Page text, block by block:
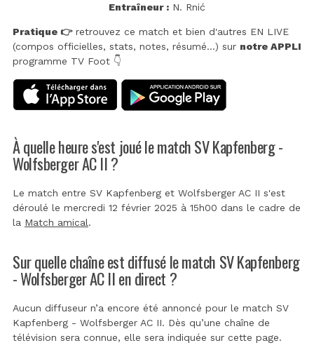
Entraîneur : N. Rnić
Pratique 👉retrouvez ce match et bien d'autres EN LIVE
(compos officielles, stats, notes, résumé...) sur notre APPLI
programme TV Foot 👇
À quelle heure s'est joué le match SV Kapfenberg -
Wolfsberger AC II ?
Le match entre SV Kapfenberg et Wolfsberger AC II s'est
déroulé le mercredi 12 février 2025 à 15h00 dans le cadre de
la Match amical.
Sur quelle chaîne est diffusé le match SV Kapfenberg
- Wolfsberger AC II en direct ?
Aucun diffuseur n’a encore été annoncé pour le match SV
Kapfenberg - Wolfsberger AC II. Dès qu’une chaîne de
télévision sera connue, elle sera indiquée sur cette page.